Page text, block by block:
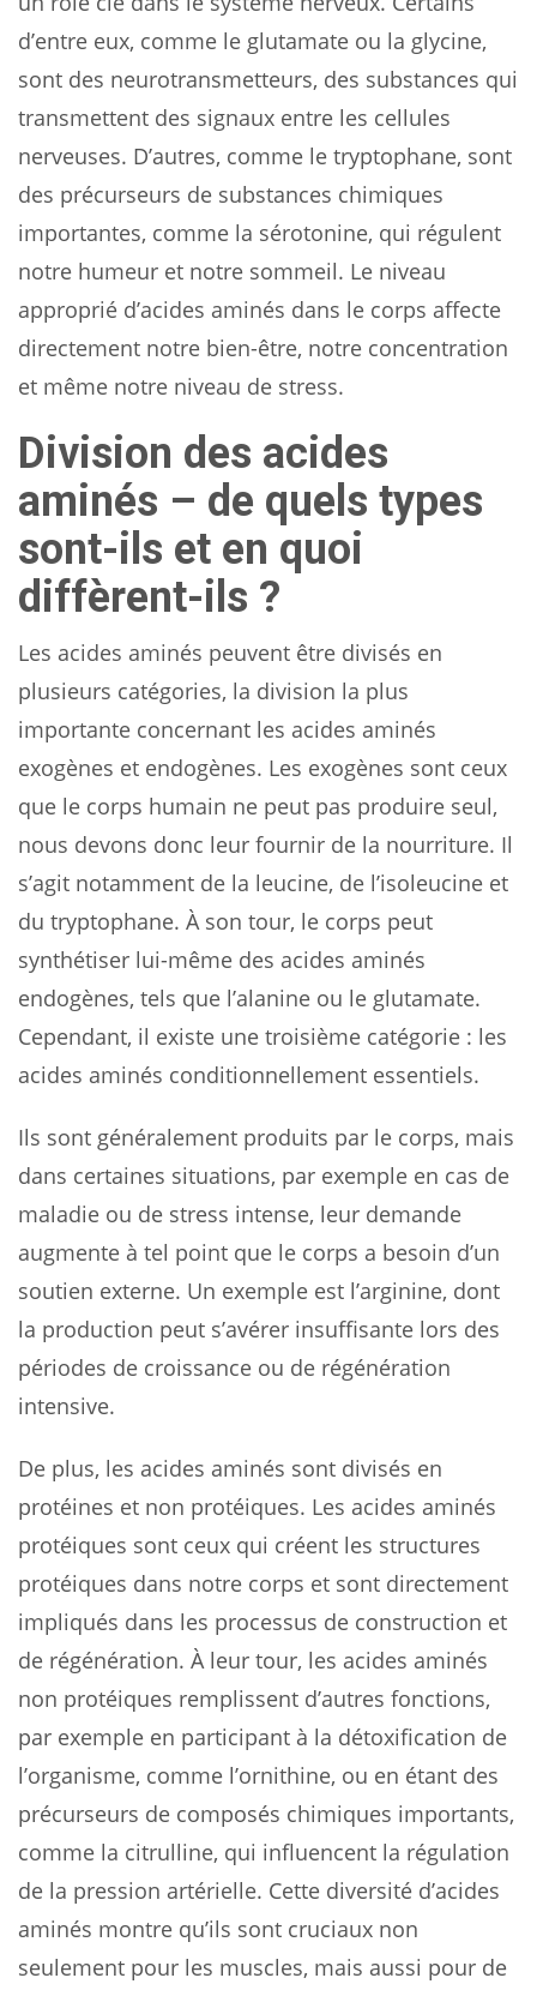
d’entre eux, comme le glutamate ou la glycine,
sont des neurotransmetteurs, des substances qui
transmettent des signaux entre les cellules
nerveuses. D’autres, comme le tryptophane, sont
des précurseurs de substances chimiques
importantes, comme la sérotonine, qui régulent
notre humeur et notre sommeil. Le niveau
approprié d’acides aminés dans le corps affecte
directement notre bien-être, notre concentration
et même notre niveau de stress.
Division des acides
aminés – de quels types
sont-ils et en quoi
diffèrent-ils ?
Les acides aminés peuvent être divisés en
plusieurs catégories, la division la plus
importante concernant les acides aminés
exogènes et endogènes. Les exogènes sont ceux
que le corps humain ne peut pas produire seul,
nous devons donc leur fournir de la nourriture. Il
s’agit notamment de la leucine, de l’isoleucine et
du tryptophane. À son tour, le corps peut
synthétiser lui-même des acides aminés
endogènes, tels que l’alanine ou le glutamate.
Cependant, il existe une troisième catégorie : les
acides aminés conditionnellement essentiels.
Ils sont généralement produits par le corps, mais
dans certaines situations, par exemple en cas de
maladie ou de stress intense, leur demande
augmente à tel point que le corps a besoin d’un
soutien externe. Un exemple est l’arginine, dont
la production peut s’avérer insuffisante lors des
périodes de croissance ou de régénération
intensive.
De plus, les acides aminés sont divisés en
protéines et non protéiques. Les acides aminés
protéiques sont ceux qui créent les structures
protéiques dans notre corps et sont directement
impliqués dans les processus de construction et
de régénération. À leur tour, les acides aminés
non protéiques remplissent d’autres fonctions,
par exemple en participant à la détoxification de
l’organisme, comme l’ornithine, ou en étant des
précurseurs de composés chimiques importants,
comme la citrulline, qui influencent la régulation
de la pression artérielle. Cette diversité d’acides
aminés montre qu’ils sont cruciaux non
seulement pour les muscles, mais aussi pour de